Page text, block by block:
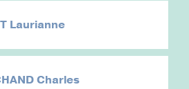
Laurianne
Charles